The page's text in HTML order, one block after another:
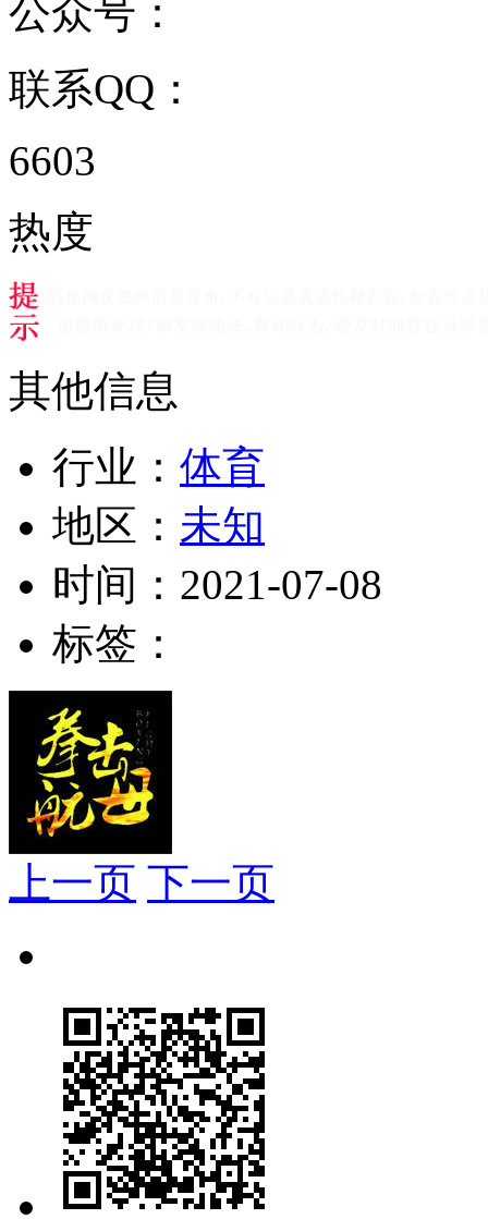
公众号：
联系QQ：
6603
热度
其他信息
行业： 体育
地区： 未知
时间： 2021-07-08
标签：
上一页 下一页